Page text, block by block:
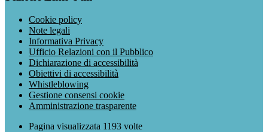
Cookie policy
Note legali
Informativa Privacy
Ufficio Relazioni con il Pubblico
Dichiarazione di accessibilità
Obiettivi di accessibilità
Whistleblowing
Gestione consensi cookie
Amministrazione trasparente
Pagina visualizzata 1193 volte